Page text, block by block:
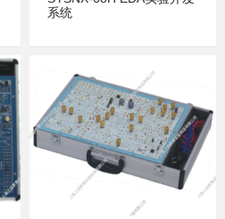
系统